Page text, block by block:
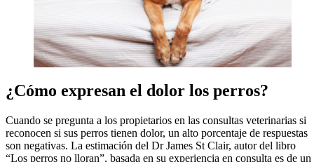
¿Cómo expresan el dolor los perros?
Cuando se pregunta a los propietarios en las consultas veterinarias si
reconocen si sus perros tienen dolor, un alto porcentaje de respuestas
son negativas. La estimación del Dr James St Clair, autor del libro
“Los perros no lloran”, basada en su experiencia en consulta es de un